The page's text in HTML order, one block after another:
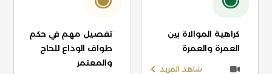
كراهية الموالاة بين
العمرة والعمرة
شاهد المزيد
تفصيل مهم في حكم
طواف الوداع للحاج
والمعتمر